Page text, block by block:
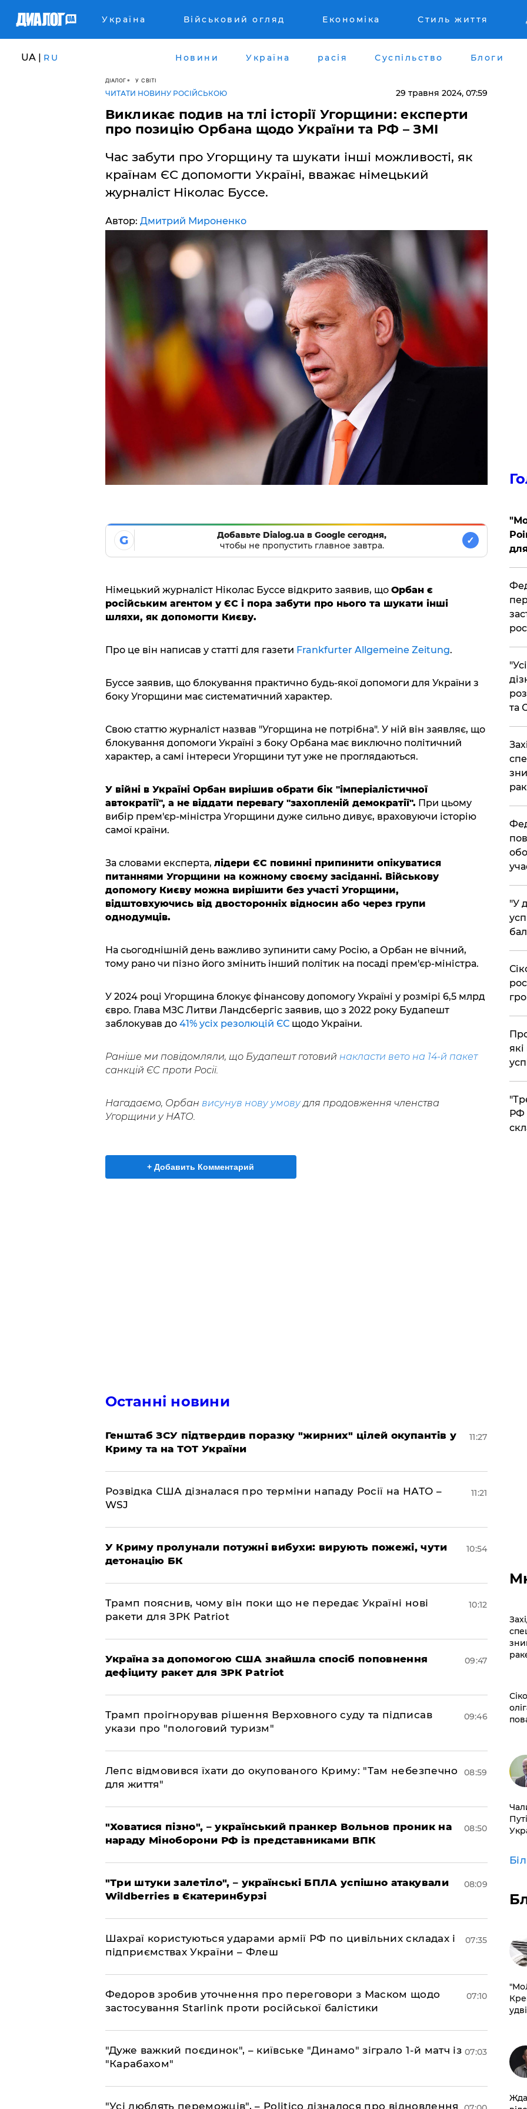
Україна Військовий огляд Економіка Стиль життя
UA | RU Новини Україна расія Суспільство Блоги
ДІАЛОГ У СВІТІ
ЧИТАТИ НОВИНУ РОСІЙСЬКОЮ 29 травня 2024, 07:59
Викликає подив на тлі історії Угорщини: експерти
про позицію Орбана щодо України та РФ – ЗМІ
Час забути про Угорщину та шукати інші можливості, як
країнам ЄС допомогти Україні, вважає німецький
журналіст Ніколас Буссе.
Автор: Дмитрий Мироненко
G
Добавьте Dialog.ua в Google сегодня,
чтобы не пропустить главное завтра.
✓
Німецький журналіст Ніколас Буссе відкрито заявив, що Орбан є
російським агентом у ЄС і пора забути про нього та шукати інші
шляхи, як допомогти Києву.
Про це він написав у статті для газети Frankfurter Allgemeine Zeitung.
Буссе заявив, що блокування практично будь-якої допомоги для України з
боку Угорщини має систематичний характер.
Свою статтю журналіст назвав "Угорщина не потрібна". У ній він заявляє, що
блокування допомоги Україні з боку Орбана має виключно політичний
характер, а самі інтереси Угорщини тут уже не проглядаються.
У війні в Україні Орбан вирішив обрати бік "імперіалістичної
автократії", а не віддати перевагу "захопленій демократії". При цьому
вибір прем'єр-міністра Угорщини дуже сильно дивує, враховуючи історію
самої країни.
За словами експерта, лідери ЄС повинні припинити опікуватися
питаннями Угорщини на кожному своєму засіданні. Військову
допомогу Києву можна вирішити без участі Угорщини,
відштовхуючись від двосторонніх відносин або через групи
однодумців.
На сьогоднішній день важливо зупинити саму Росію, а Орбан не вічний,
тому рано чи пізно його змінить інший політик на посаді прем'єр-міністра.
У 2024 році Угорщина блокує фінансову допомогу Україні у розмірі 6,5 млрд
євро. Глава МЗС Литви Ландсбергіс заявив, що з 2022 року Будапешт
заблокував до 41% усіх резолюцій ЄС щодо України.
Раніше ми повідомляли, що Будапешт готовий накласти вето на 14-й пакет
санкцій ЄС проти Росії.
Нагадаємо, Орбан висунув нову умовудля продовження членства
Угорщини у НАТО.
+ Добавить Комментарий
Останні новини
Генштаб ЗСУ підтвердив поразку "жирних" цілей окупантів у
Криму та на ТОТ України
11:27
Розвідка США дізналася про терміни нападу Росії на НАТО –
WSJ
11:21
У Криму пролунали потужні вибухи: вирують пожежі, чути
детонацію БК
10:54
Трамп пояснив, чому він поки що не передає Україні нові
ракети для ЗРК Patriot
10:12
Україна за допомогою США знайшла спосіб поповнення
дефіциту ракет для ЗРК Patriot
09:47
Трамп проігнорував рішення Верховного суду та підписав
укази про "пологовий туризм"
09:46
Лепс відмовився їхати до окупованого Криму: "Там небезпечно
для життя"
08:59
"Ховатися пізно", – український пранкер Вольнов проник на
нараду Міноборони РФ із представниками ВПК
08:50
"Три штуки залетіло", – українські БПЛА успішно атакували
Wildberries в Єкатеринбурзі
08:09
Шахраї користуються ударами армії РФ по цивільних складах і
підприємствах України – Флеш
07:35
Федоров зробив уточнення про переговори з Маском щодо
застосування Starlink проти російської балістики
07:10
"Дуже важкий поєдинок", – київське "Динамо" зіграло 1-й матч із
"Карабахом"
07:03
"Усі люблять переможців", – Politico дізналося про відновлення
та
​"У
РФ